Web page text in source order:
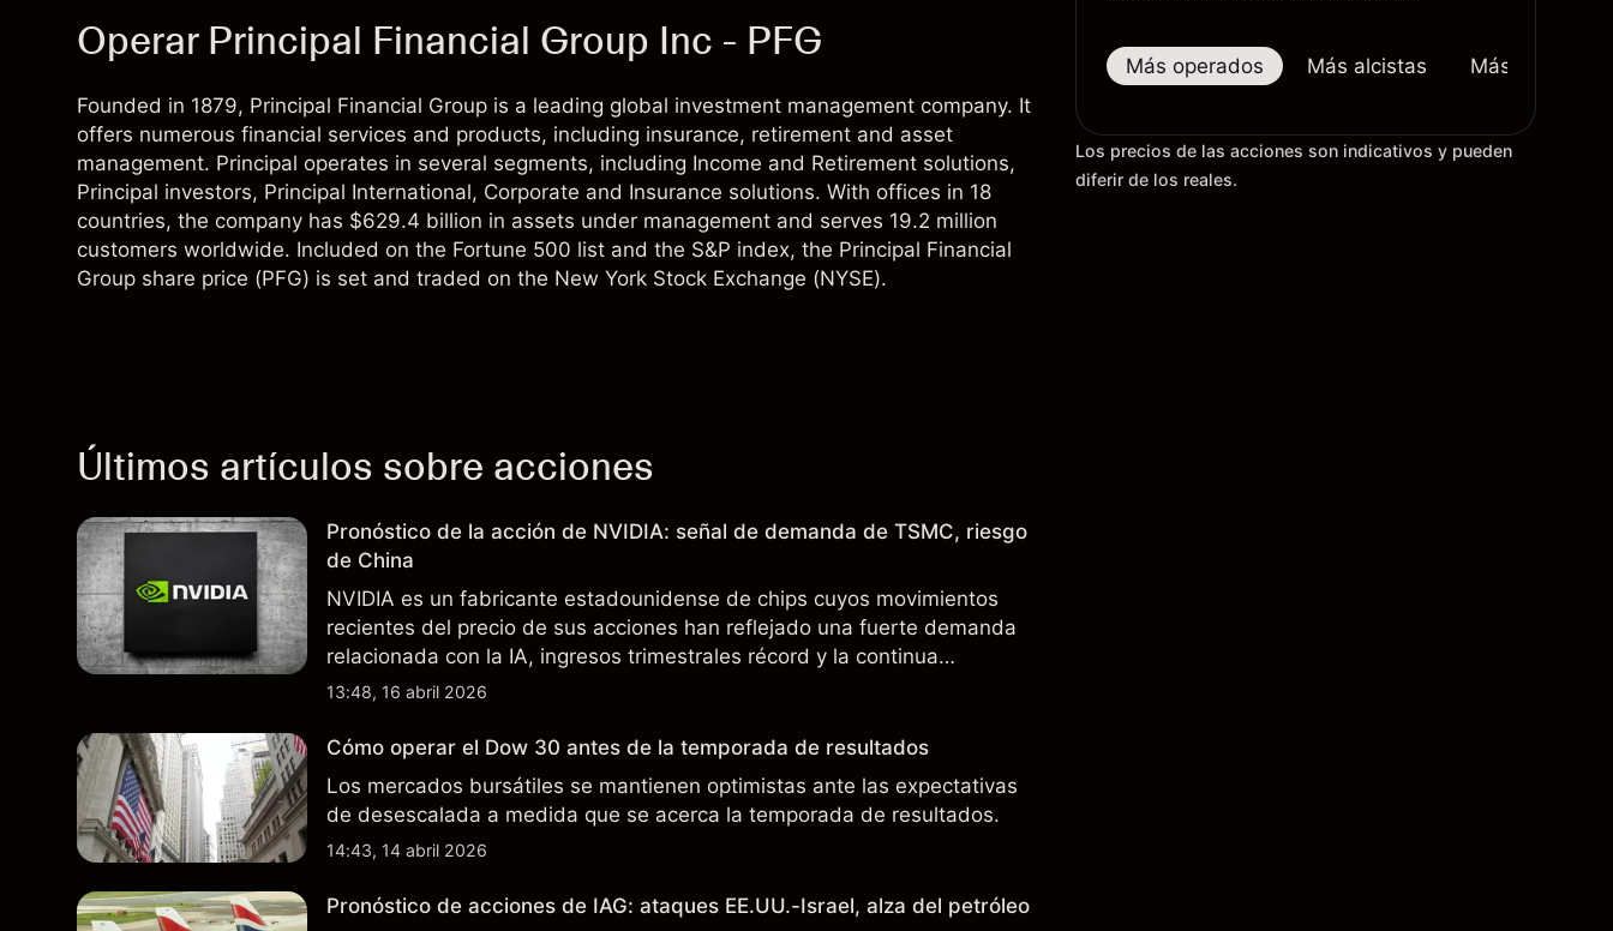
Operar Principal Financial Group Inc - PFG
Founded in 1879, Principal Financial Group is a leading global investment management company. It
offers numerous financial services and products, including insurance, retirement and asset
management. Principal operates in several segments, including Income and Retirement solutions,
Principal investors, Principal International, Corporate and Insurance solutions. With offices in 18
countries, the company has $629.4 billion in assets under management and serves 19.2 million
customers worldwide. Included on the Fortune 500 list and the S&P index, the Principal Financial
Group share price (PFG) is set and traded on the New York Stock Exchange (NYSE).
Últimos artículos sobre acciones
Pronóstico de la acción de NVIDIA: señal de demanda de TSMC, riesgo
de China
NVIDIA es un fabricante estadounidense de chips cuyos movimientos
recientes del precio de sus acciones han reflejado una fuerte demanda
relacionada con la IA, ingresos trimestrales récord y la continua
incertidumbre en torno a los controles de exportación de EE.UU. que
13:48, 16 abril 2026
Cómo operar el Dow 30 antes de la temporada de resultados
Los mercados bursátiles se mantienen optimistas ante las expectativas
de desescalada a medida que se acerca la temporada de resultados.
14:43, 14 abril 2026
Pronóstico de acciones de IAG: ataques EE.UU.-Israel, alza del petróleo
Más operados Más alcistas Más bajistas
Los precios de las acciones son indicativos y pueden
diferir de los reales.